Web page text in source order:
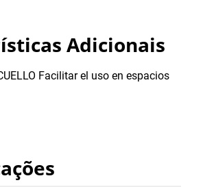
Adicionais
Facilitar el uso en espacios